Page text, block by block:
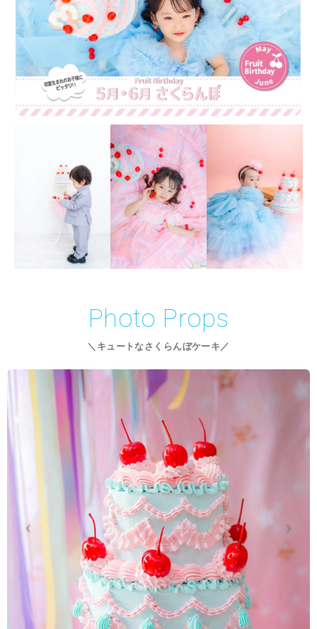
Photo Props
＼キュートなさくらんぼケーキ／